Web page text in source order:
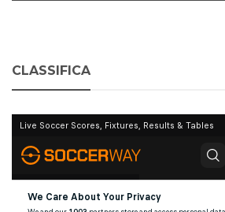
CLASSIFICA